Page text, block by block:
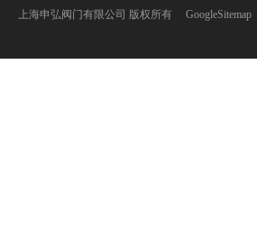
上海申弘阀门有限公司 版权所有 GoogleSitemap